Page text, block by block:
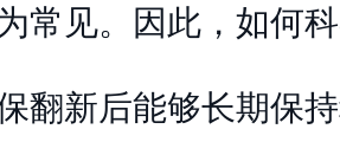
常见。因此，如何
翻新后能够长期保